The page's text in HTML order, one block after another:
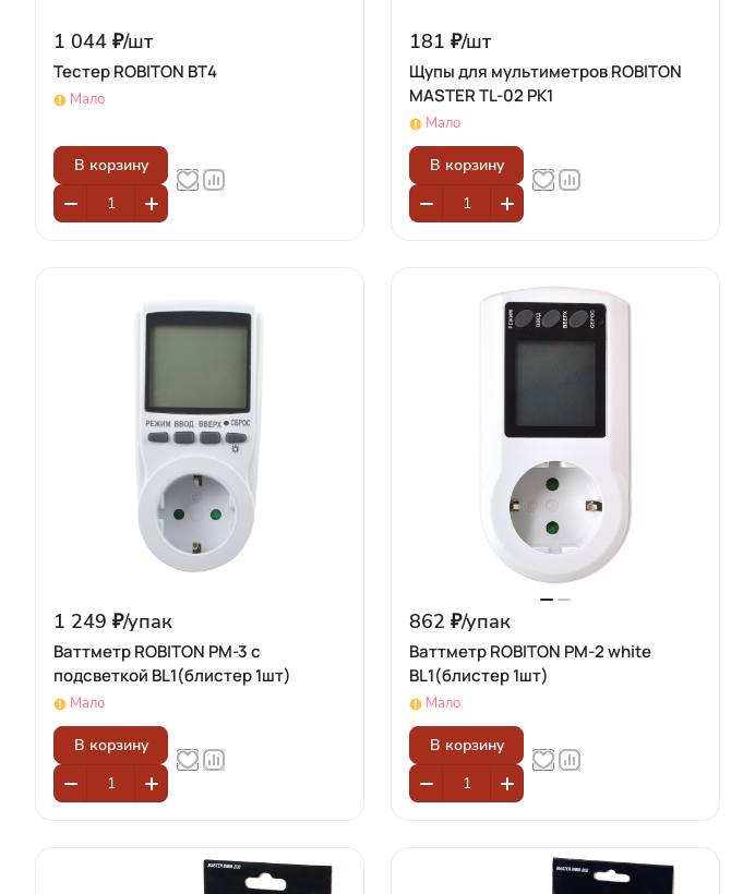
1 044 ₽/шт
Тестер ROBITON BT4
Мало
В корзину
181 ₽/шт
Щупы для мультиметров ROBITON
MASTER TL-02 PK1
Мало
В корзину
1 249 ₽/упак
Ваттметр ROBITON PM-3 с
подсветкой BL1(блистер 1шт)
Мало
В корзину
862 ₽/упак
Ваттметр ROBITON PM-2 white
BL1(блистер 1шт)
Мало
В корзину